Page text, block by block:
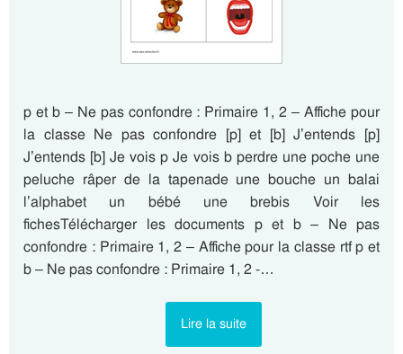
p et b – Ne pas confondre : Primaire 1, 2 – Affiche pour
la classe Ne pas confondre [p] et [b] J’entends [p]
J’entends [b] Je vois p Je vois b perdre une poche une
peluche râper de la tapenade une bouche un balai
l’alphabet un bébé une brebis Voir les
fichesTélécharger les documents p et b – Ne pas
confondre : Primaire 1, 2 – Affiche pour la classe rtf p et
b – Ne pas confondre : Primaire 1, 2 -…
Lire la suite